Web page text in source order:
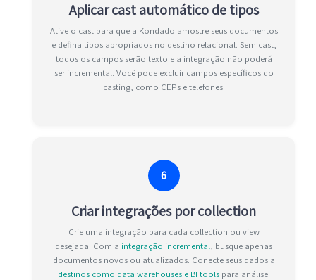
Aplicar cast automático de tipos
Ative o cast para que a Kondado amostre seus documentos
e defina tipos apropriados no destino relacional. Sem cast,
todos os campos serão texto e a integração não poderá
ser incremental. Você pode excluir campos específicos do
casting, como CEPs e telefones.
6
Criar integrações por collection
Crie uma integração para cada collection ou view
desejada. Com a integração incremental, busque apenas
documentos novos ou atualizados. Conecte seus dados a
destinos como data warehouses e BI toolspara análise.